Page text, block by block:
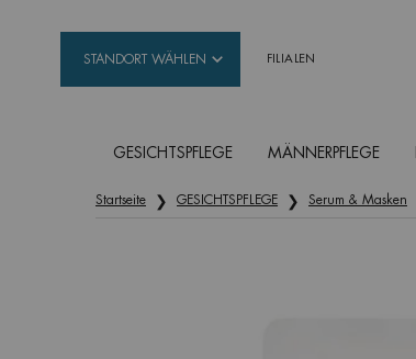
STANDORT WÄHLEN FILIALEN
GESICHTSPFLEGE MÄNNERPFLEGE
Startseite GESICHTSPFLEGE Serum & Masken